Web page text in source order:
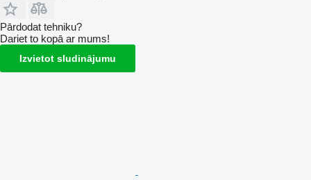
Pārdodat tehniku?
Dariet to kopā ar mums!
Izvietot sludinājumu